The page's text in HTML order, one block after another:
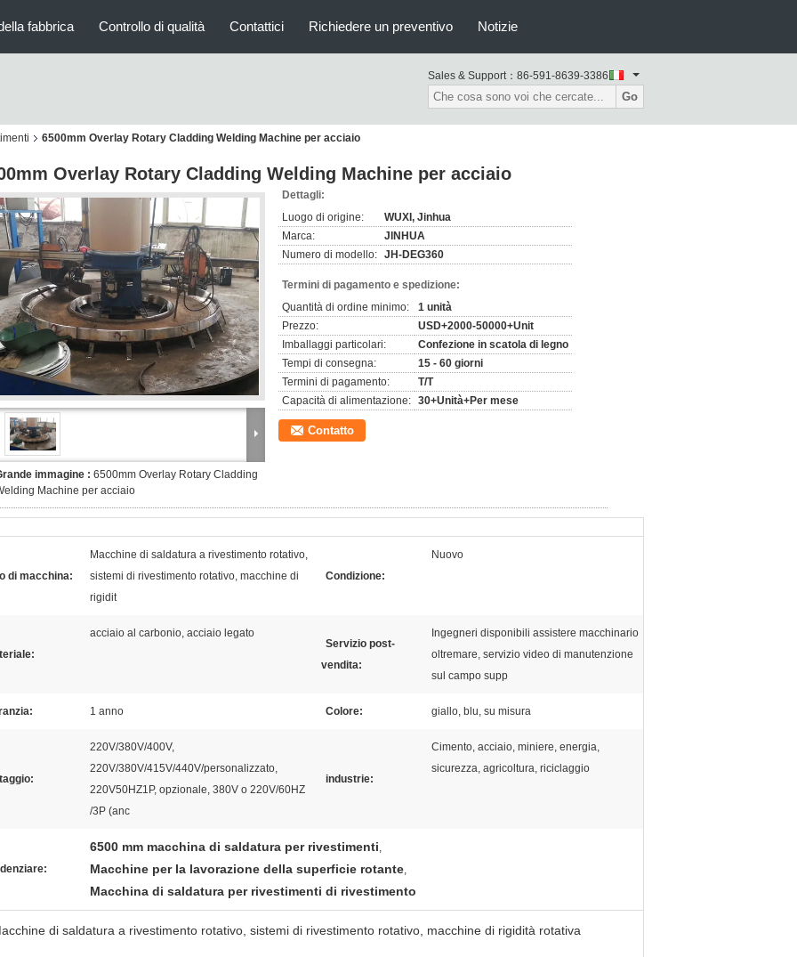
fabbrica Controllo di qualità Contattici Richiedere un preventivo Notizie
Sales & Support： 86-591-8639-3386
Go
6500mm Overlay Rotary Cladding Welding Machine per acciaio
Overlay Rotary Cladding Welding Machine per acciaio
immagine : 6500mm Overlay Rotary Cladding
Machine per acciaio
Dettagli:
Luogo di origine:
WUXI, Jinhua
Marca:
JINHUA
Numero di modello: JH-DEG360
Termini di pagamento e spedizione:
Quantità di ordine minimo:
1 unità
Prezzo:
USD+2000-50000+Unit
Imballaggi particolari:
Confezione in scatola di legno
Tempi di consegna:
15 - 60 giorni
Termini di pagamento:
T/T
Capacità di alimentazione: 30+Unità+Per mese
Contatto
di macchina:
Macchine di saldatura a rivestimento rotativo,
sistemi di rivestimento rotativo, macchine di
rigidit
Condizione:
Nuovo
acciaio al carbonio, acciaio legato
Servizio post-
vendita:
Ingegneri disponibili assistere macchinario
oltremare, servizio video di manutenzione
sul campo supp
1 anno Colore: giallo, blu, su misura
220V/380V/400V,
220V/380V/415V/440V/personalizzato,
220V50HZ1P, opzionale, 380V o 220V/60HZ
/3P (anc
industrie:
Cimento, acciaio, miniere, energia,
sicurezza, agricoltura, riciclaggio
6500 mm macchina di saldatura per rivestimenti,
Macchine per la lavorazione della superficie rotante,
Macchina di saldatura per rivestimenti di rivestimento
di saldatura a rivestimento rotativo, sistemi di rivestimento rotativo, macchine di rigidità rotativa